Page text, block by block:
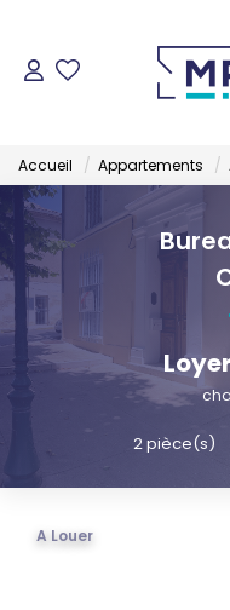
Accueil Appartements
2pièce(s)
A Louer